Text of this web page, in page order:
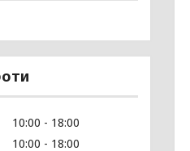
10:00
18:00
10:00
18:00